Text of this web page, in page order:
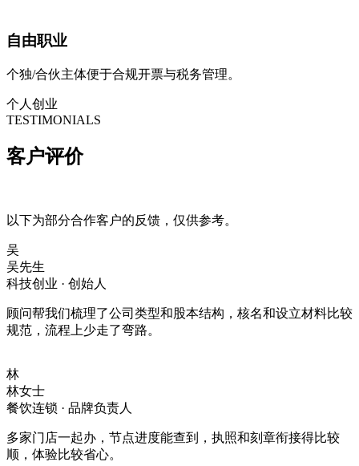
自由职业
个独/合伙主体便于合规开票与税务管理。
个人创业
TESTIMONIALS
客户评价
以下为部分合作客户的反馈，仅供参考。
吴
吴先生
科技创业 · 创始人
顾问帮我们梳理了公司类型和股本结构，核名和设立材料比较
规范，流程上少走了弯路。
林
林女士
餐饮连锁 · 品牌负责人
多家门店一起办，节点进度能查到，执照和刻章衔接得比较
顺，体验比较省心。